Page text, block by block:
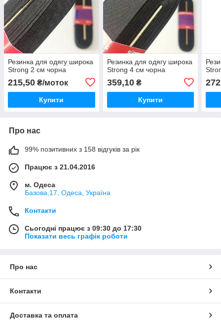
Резинка для одягу широка
Strong 2 см чорна
215,50 ₴/моток
Купити
Резинка для одягу широка
Strong 4 см чорна
359,10₴
Купити
272
Про нас
99% позитивних з 158 відгуків за рік
Працює з 21.04.2016
м. Одеса
Базова,17, Одеса, Україна
Контакти
Сьогодні працює з 09:30 до 17:30
Показати весь графік роботи
Про нас
Контакти
Доставка та оплата